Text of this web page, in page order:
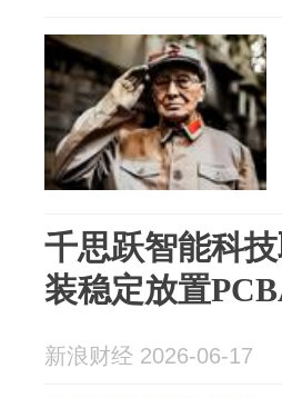
千思跃智能科
装稳定放置
新浪财经 2026-06-17